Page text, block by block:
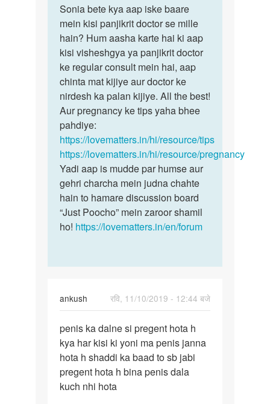
to
muje
ye
jaanna
h
m
apne
bf…
by
sonia
Sonia
bete
kya
aap
iske…
Sonia bete kya aap iske baare
mein kisi panjikrit doctor se mille
hain? Hum aasha karte hai ki aap
kisi visheshgya ya panjikrit doctor
ke regular consult mein hai, aap
chinta mat kijiye aur doctor ke
nirdesh ka palan kijiye. All the best!
Aur pregnancy ke tips yaha bhee
pahdiye:
https://lovematters.in/hi/resource/tips
https://lovematters.in/hi/resource/pregnancy
Yadi aap is mudde par humse aur
gehri charcha mein judna chahte
hain to hamare discussion board
“Just Poocho” mein zaroor shamil
ho! https://lovematters.in/en/forum
ankush
रवि, 11/10/2019 - 12:44 बजे
penis
ka
dalne
si
pregent…
penis ka dalne si pregent hota h
kya har kisi ki yoni ma penis janna
hota h shaddi ka baad to sb jabi
pregent hota h bina penis dala
kuch nhi hota